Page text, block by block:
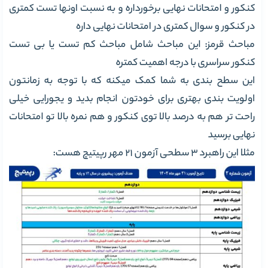
کنکور و امتحانات نهایی برخورداره و به نسبت اونها تست کمتری
در کنکور و سوال کمتری در امتحانات نهایی داره
مباحث قرمز: این مباحث شامل مباحث کم تست یا بی تست
کنکور سراسری با درجه اهمیت کمتره
این سطح بندی به شما کمک میکنه که با توجه به زمانتون
اولویت بندی بهتری برای خودتون انجام بدید و یجورایی خیلی
راحت تر هم به درصد بالا توی کنکور و هم نمره بالا تو امتحانات
نهایی برسید
مثلا این راهبرد 3 سطحی آزمون 21 مهر رپیتیچ هست: